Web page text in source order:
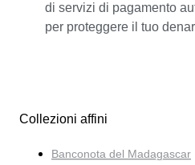
di servizi di pagamento
per proteggere il tuo
Collezioni affini
Banconota del Madagascar